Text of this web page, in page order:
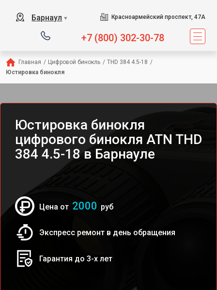
Барнаул ▼ Красноармейский проспект, 47А
+7 (800) 302-30-78
Главная / Цифровой бинокль / THD 384 4.5-18 /
Юстировка бинокля
Юстировка бинокля
цифрового бинокля ATN THD
384 4.5-18 в Барнауле
Цена от 2000 руб
Экспресс ремонт в день обращения
Гарантия до 3-х лет